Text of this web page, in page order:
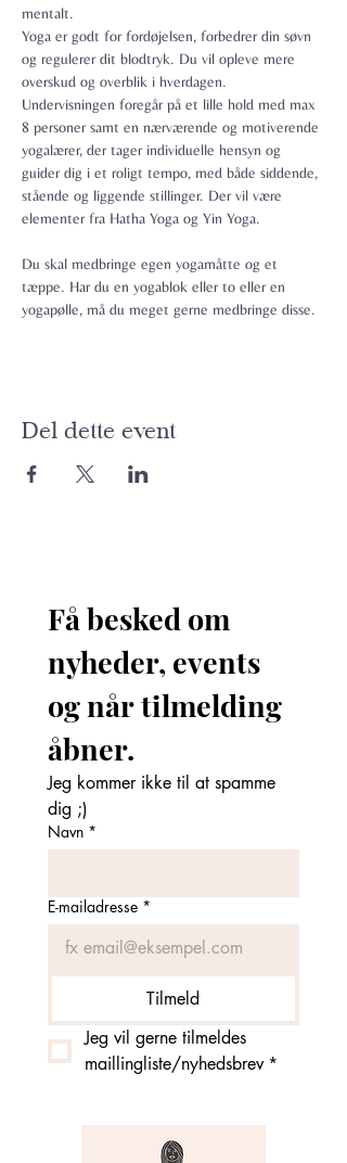
mentalt.
Yoga er godt for fordøjelsen, forbedrer din søvn
og regulerer dit blodtryk. Du vil opleve mere
overskud og overblik i hverdagen.
Undervisningen foregår på et lille hold med max
8 personer samt en nærværende og motiverende
yogalærer, der tager individuelle hensyn og
guider dig i et roligt tempo, med både siddende,
stående og liggende stillinger. Der vil være
elementer fra Hatha Yoga og Yin Yoga.
Du skal medbringe egen yogamåtte og et
tæppe. Har du en yogablok eller to eller en
yogapølle, må du meget gerne medbringe disse.
Del dette event
Få besked om
nyheder, events
og når tilmelding
Jeg kommer ikke til at spamme
dig ;)
Navn *
E-mailadresse *
Tilmeld
Jeg vil gerne tilmeldes
maillingliste/nyhedsbrev *